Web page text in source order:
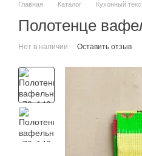
Главная Каталог Кухонный
Полотенце
Нет в наличии Оставить отзыв